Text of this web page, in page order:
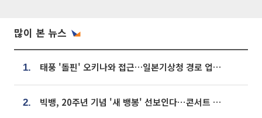
많이 본 뉴스
1. 태풍 '돌핀' 오키나와 접근…일본기상청 경로 업데이트
2. 빅뱅, 20주년 기념 '새 뱅봉' 선보인다⋯콘서트 앞두고 팝업 개최